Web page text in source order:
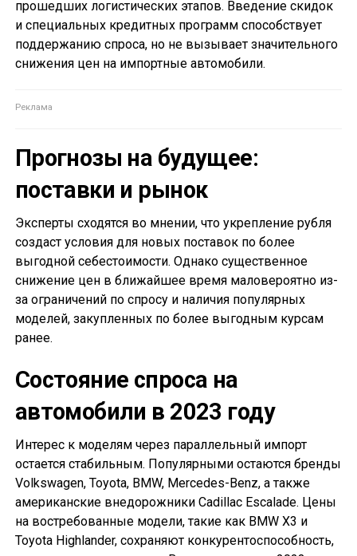
прошедших логистических этапов. Введение скидок
и специальных кредитных программ способствует
поддержанию спроса, но не вызывает значительного
снижения цен на импортные автомобили.
Прогнозы на будущее:
поставки и рынок
Эксперты сходятся во мнении, что укрепление рубля
создаст условия для новых поставок по более
выгодной себестоимости. Однако существенное
снижение цен в ближайшее время маловероятно из-
за ограничений по спросу и наличия популярных
моделей, закупленных по более выгодным курсам
ранее.
Состояние спроса на
автомобили в 2023 году
Интерес к моделям через параллельный импорт
остается стабильным. Популярными остаются бренды
Volkswagen, Toyota, BMW, Mercedes-Benz, а также
американские внедорожники Cadillac Escalade. Цены
на востребованные модели, такие как BMW X3 и
Toyota Highlander, сохраняют конкурентоспособность,